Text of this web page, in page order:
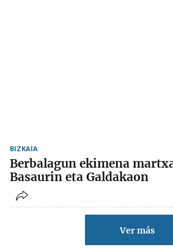
BIZKAIA
Berbalagun ekimena
Basaurin eta Galdakaon
Ver más